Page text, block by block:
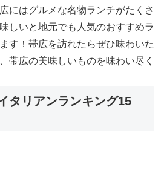
にはグルメな名物ランチがたくさ
しいと地元でも人気のおすすめラ
す！帯広を訪れたらぜひ味わいた
帯広の美味しいものを味わい尽く
タリアンランキング15